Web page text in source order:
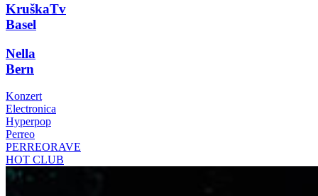
KruškaTv
Basel
Nella
Bern
Konzert
Electronica
Hyperpop
Perreo
PERREORAVE
HOT CLUB